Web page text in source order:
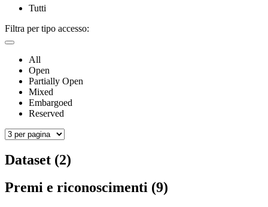
Tutti
Filtra per tipo accesso:
All
Open
Partially Open
Mixed
Embargoed
Reserved
Dataset (2)
Premi e riconoscimenti (9)